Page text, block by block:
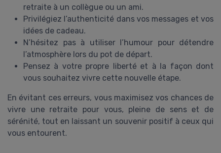
retraite à un collègue ou un ami.
Privilégiez l’authenticité dans vos messages et vos
idées de cadeau.
N’hésitez pas à utiliser l’humour pour détendre
l’atmosphère lors du pot de départ.
Pensez à votre propre liberté et à la façon dont
vous souhaitez vivre cette nouvelle étape.
En évitant ces erreurs, vous maximisez vos chances de
vivre une retraite pour vous, pleine de sens et de
sérénité, tout en laissant un souvenir positif à ceux qui
vous entourent.